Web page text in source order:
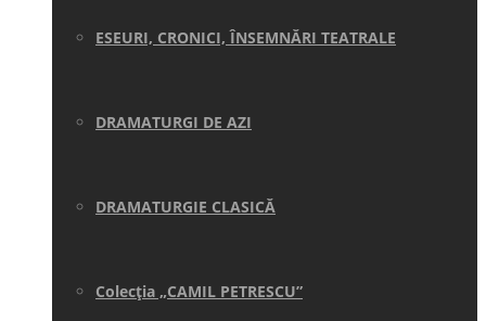
ESEURI, CRONICI, ÎNSEMNĂRI TEATRALE
DRAMATURGI DE AZI
DRAMATURGIE CLASICĂ
Colecţia „CAMIL PETRESCU”